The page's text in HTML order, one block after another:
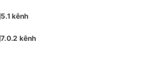
5.1 kênh
7.0.2 kênh